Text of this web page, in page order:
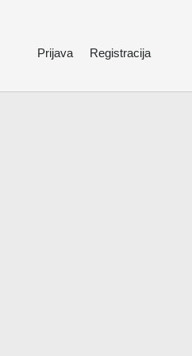
Prijava Registracija